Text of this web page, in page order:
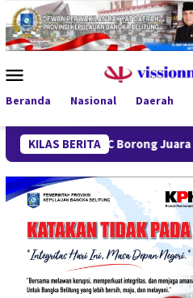
Loncat
ke
konten
Mobile
Beranda Nasional Daerah
KILAS BERITA
FC Borong Juara 1 dan 3